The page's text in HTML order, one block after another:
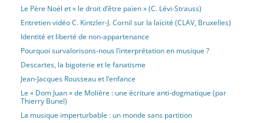
Le Père Noël et « le droit d’être païen » (C. Lévi-Strauss)
Entretien vidéo C. Kintzler-J. Cornil sur la laïcité (CLAV, Bruxelles)
Identité et liberté de non-appartenance
Pourquoi survalorisons-nous l’interprétation en musique ?
Descartes, la bigoterie et le fanatisme
Jean-Jacques Rousseau et l’enfance
Le « Dom Juan » de Molière : une écriture anti-dogmatique (par
Thierry Bunel)
La musique imperturbable : un monde sans partition